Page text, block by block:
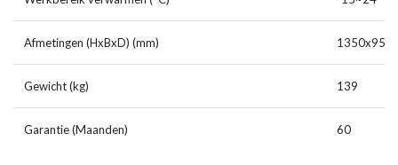
Afmetingen (HxBxD) (mm)
Gewicht (kg) 139
Garantie (Maanden) 60